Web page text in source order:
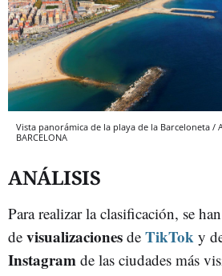
Vista panorámica de la playa de la Barceloneta /
BARCELONA
ANÁLISIS
Para realizar la clasificación, se
de visualizaciones de TikTok y
Instagram de las ciudades más